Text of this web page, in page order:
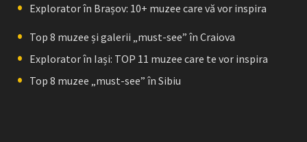
Explorator în Brașov: 10+ muzee care vă vor inspira
Top 8 muzee și galerii „must-see” în Craiova
Explorator în Iași: TOP 11 muzee care te vor inspira
Top 8 muzee „must-see” în Sibiu